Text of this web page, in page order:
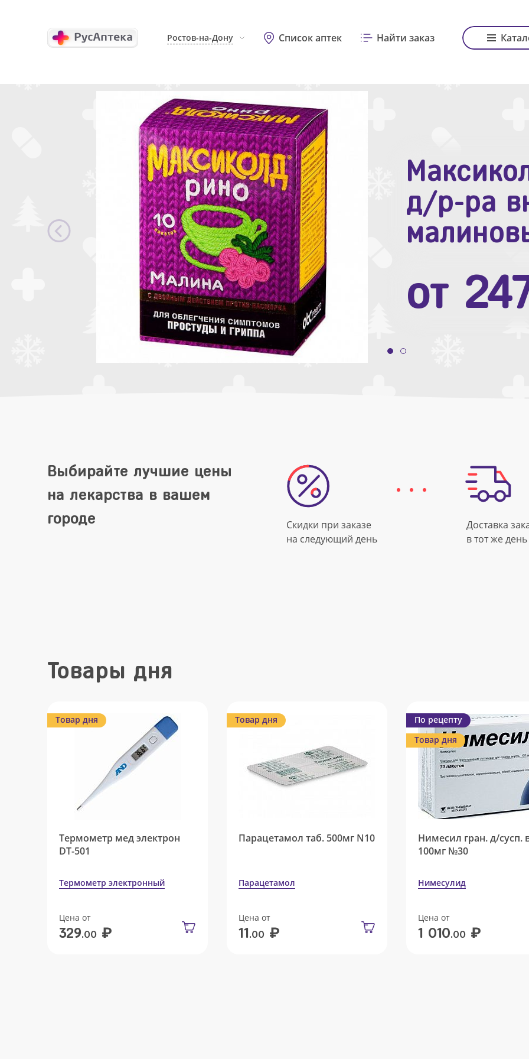
Ростов-на-Дону Список аптек Найти заказ
д/р-ра
от
Зодак
№10
от
Выбирайте лучшие цены
на лекарства в вашем
городе
Скидки при заказе
на следующий день
Доставка
в тот же день
Товары дня
Товар дня
Термометр мед электрон
DT-501
Термометр электронный
Цена от
329.00 ₽
Товар дня
Парацетамол таб. 500мг N10
Парацетамол
Цена от
11.00 ₽
По рецепту
Товар дня
Нимесил гран. д/сусп.
100мг №30
Нимесулид
Цена от
1 010.00 ₽